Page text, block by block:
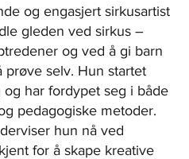
og engasjert sirkusartist
gleden ved sirkus –
og ved å gi barn
selv. Hun startet
og har fordypet seg i både
pedagogiske metoder.
hun nå ved
for å skape kreative